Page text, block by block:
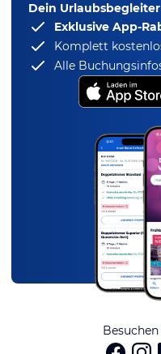
Dein
Exklusive App-
Komplett
Alle